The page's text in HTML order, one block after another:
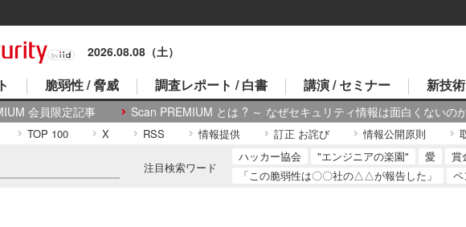
2026.08.08（土）
会員限定記事 Scan PREMIUM とは ? ～ なぜセキュリティ情報は面白くないの
脆弱性 / 脅威 調査レポート / 白書 講演 / セミナー 新技
TOP 100 X RSS 情報提供 訂正 お詫び 情報公開原則
注目検索ワード
ハッカー協会 "エンジニアの楽園" 愛 賞
「この脆弱性は〇〇社の△△が報告した」